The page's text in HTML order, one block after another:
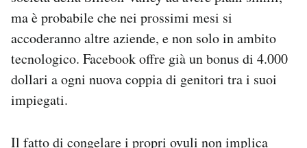
ma è probabile che nei prossimi mesi si
accoderanno altre aziende, e non solo in ambito
tecnologico. Facebook offre già un bonus di 4.000
dollari a ogni nuova coppia di genitori tra i suoi
impiegati.
Il fatto di congelare i propri ovuli non implica